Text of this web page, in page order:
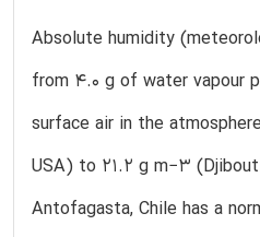
Absolute humidity
from 4.0 g of water vapour
surface air in the
USA) to 21.2 g m−3
Antofagasta, Chile has a